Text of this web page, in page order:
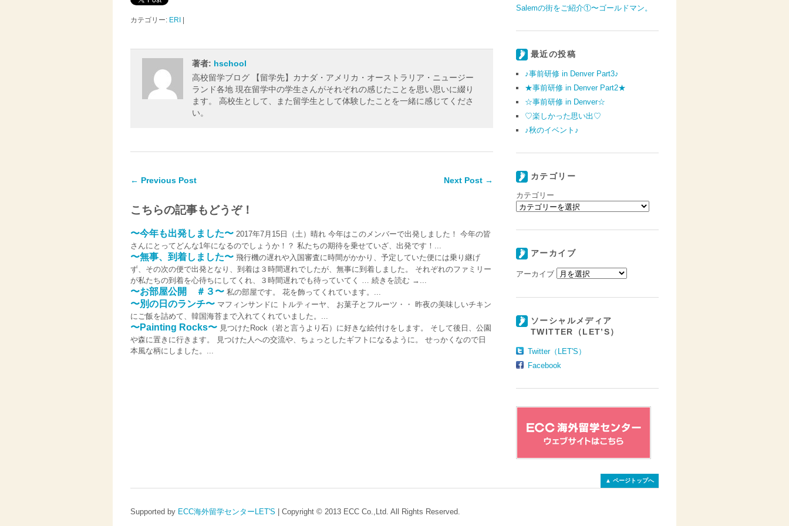
カテゴリー: ERI |
著者: hschool
高校留学ブログ 【留学先】カナダ・アメリカ・オーストラリア・ニュージー
ランド各地 現在留学中の学生さんがそれぞれの感じたことを思い思いに綴り
ます。 高校生として、また留学生として体験したことを一緒に感じてくださ
い。
← Previous Post Next Post →
こちらの記事もどうぞ！
〜今年も出発しました〜 2017年7月15日（土）晴れ 今年はこのメンバーで出発しました！ 今年の皆
さんにとってどんな1年になるのでしょうか！？ 私たちの期待を乗せていざ、出発です！...
〜無事、到着しました〜 飛行機の遅れや入国審査に時間がかかり、予定していた便には乗り継げ
ず、その次の便で出発となり、到着は３時間遅れでしたが、無事に到着しました。 それぞれのファミリー
が私たちの到着を心待ちにしてくれ、３時間遅れでも待っていてく … 続きを読む →...
〜お部屋公開 ＃３〜 私の部屋です。 花を飾ってくれています。...
〜別の日のランチ〜 マフィンサンドに トルティーヤ、 お菓子とフルーツ・・ 昨夜の美味しいチキン
にご飯を詰めて、韓国海苔まで入れてくれていました。...
〜Painting Rocks〜 見つけたRock（岩と言うより石）に好きな絵付けをします。 そして後日、公園
や森に置きに行きます。 見つけた人への交流や、ちょっとしたギフトになるように。 せっかくなので日
本風な柄にしました。...
Salemの街をご紹介①〜ゴールドマン。
最近の投稿
♪事前研修 in Denver Part3♪
★事前研修 in Denver Part2★
☆事前研修 in Denver☆
♡楽しかった思い出♡
♪秋のイベント♪
カテゴリー
カテゴリー
アーカイブ
アーカイブ
ソーシャルメディア
TWITTER（LET’S）
Twitter（LET'S）
Facebook
▲ ページトップへ
Supported by ECC海外留学センターLET'S Copyright © 2013 ECC Co.,Ltd. All Rights Reserved.